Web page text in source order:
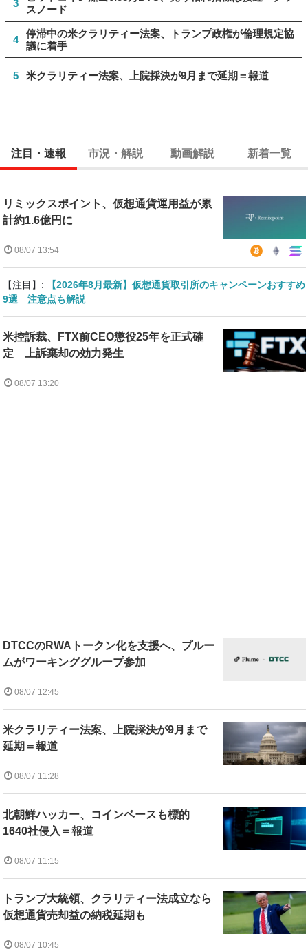
3
スノード
4
停滞中の米クラリティー法案、トランプ政権が倫理規定協
議に着手
5 米クラリティー法案、上院採決が9月まで延期＝報道
注目・速報 市況・解説 動画解説 新着一覧
リミックスポイント、仮想通貨運用益が累
計約1.6億円に
08/07 13:54
【注目】:
【2026年8月最新】仮想通貨取引所のキャンペーンおすすめ
9選 注意点も解説
米控訴裁、FTX前CEO懲役25年を正式確
定 上訴棄却の効力発生
08/07 13:20
DTCCのRWAトークン化を支援へ、プルー
ムがワーキンググループ参加
08/07 12:45
米クラリティー法案、上院採決が9月まで
延期＝報道
08/07 11:28
北朝鮮ハッカー、コインベースも標的
1640社侵入＝報道
08/07 11:15
トランプ大統領、クラリティー法成立なら
仮想通貨売却益の納税延期も
08/07 10:45